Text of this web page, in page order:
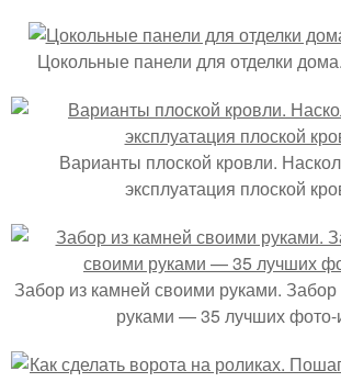
Цокольные панели для отделки
Варианты плоской кровли.
эксплуатация плоской
Забор из камней своими руками.
руками — 35 лучших фото-